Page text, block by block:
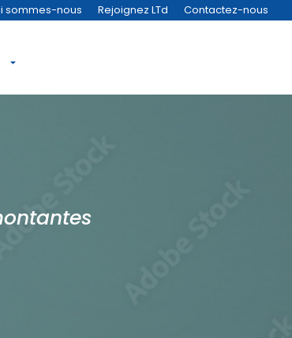
sommes-nous Rejoignez LTd Contactez-nous